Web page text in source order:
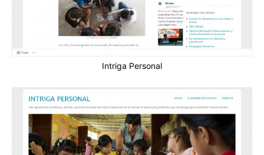
Intriga Personal